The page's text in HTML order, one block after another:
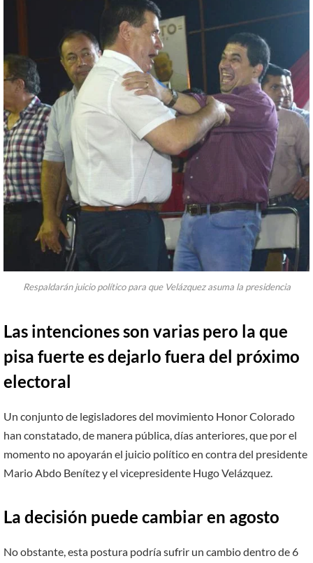
Respaldarán juicio político para que Velázquez asuma la presidencia
Las intenciones son varias pero la que
pisa fuerte es dejarlo fuera del próximo
electoral
Un conjunto de legisladores del movimiento Honor Colorado
han constatado, de manera pública, días anteriores, que por el
momento no apoyarán el juicio político en contra del presidente
Mario Abdo Benítez y el vicepresidente Hugo Velázquez.
La decisión puede cambiar en agosto
No obstante, esta postura podría sufrir un cambio dentro de 6